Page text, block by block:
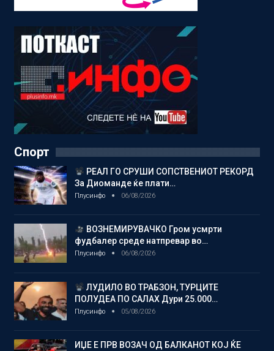
Спорт
РЕАЛ ГО СРУШИ СОПСТВЕНИОТ РЕКОРД
За Диоманде ќе плати…
Плусинфо 06/08/2026
ВОЗНЕМИРУВАЧКО Гром усмрти
фудбалер среде натпревар во…
Плусинфо 06/08/2026
ЛУДИЛО ВО ТРАБЗОН, ТУРЦИТЕ
ПОЛУДЕА ПО САЛАХ Дури 25.000…
Плусинфо 05/08/2026
ИЏЕ Е ПРВ ВОЗАЧ ОД БАЛКАНОТ КОЈ ЌЕ